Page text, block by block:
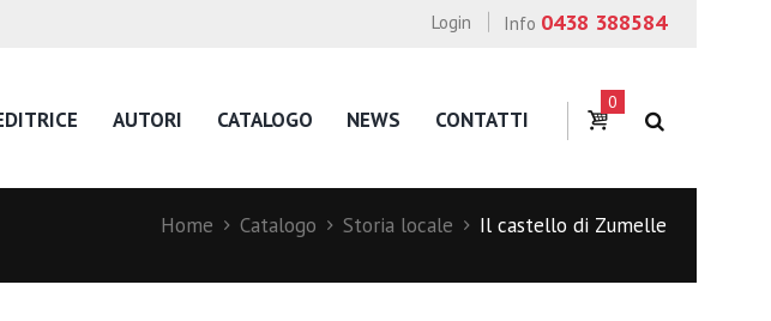
Info 0438 388584
Login
AUTORI CATALOGO NEWS CONTATTI
0
Home Catalogo Storia locale Il castello di Zumelle